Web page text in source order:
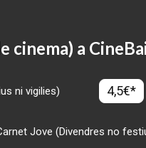
cinema) a
ni vigilies) 4,5€*
Jove (Divendres no